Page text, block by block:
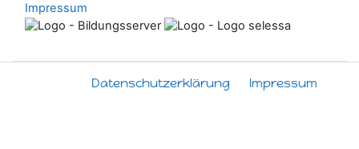
Impressum
Datenschutzerklärung Impressum